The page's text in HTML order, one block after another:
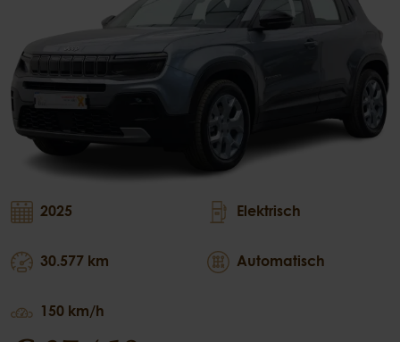
2025
30.577 km
150 km/h
Elektrisch
Automatisch